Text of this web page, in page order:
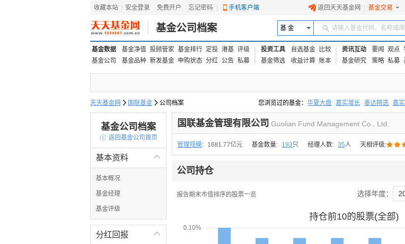
收藏本站 安全登录 免费开户 忘记密码 手机客户端 返回天天基金网 基金交易
基金公司档案 基 金 请输入基金代码、名称或
基金数据 基金净值 投顾管家 基金排行 定投 港基 评级
基金公司
基金品种 新发基金 申购状态 分红 公告 私募
投资工具 自选基金
比较
基金筛选
收益计算 账本
资讯互动 要闻 观点
基金研究
策略 私募
天天基金网  国联基金  公司档案 您浏览过的基金： 华夏大盘 嘉实增长 泰达精选 嘉
易方达上证中盘ETF联接A
基金公司档案
 返回基金公司首页

基本资料
基本概况
基金经理
基金评级

分红回报
国联基金管理有限公司 Guolian Fund Management Co., Ltd.
管理规模: 1681.77亿元 基金数量: 193只 经理人数: 35人 天相评级:
公司持仓
报告期末市值排序的股票一览 选择年度：
0.10%
持仓前10的股票(全部)